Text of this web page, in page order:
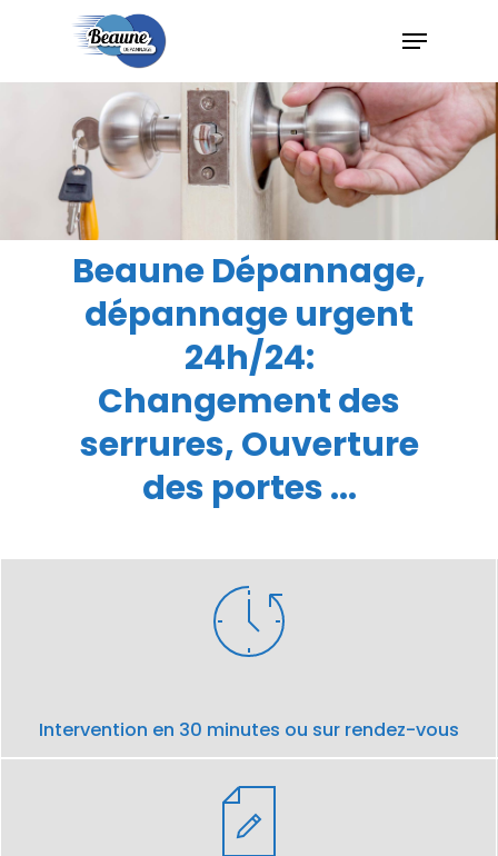
Hit enter to search or ESC to close
Beaune Dépannage,
dépannage urgent
24h/24:
Changement des
serrures, Ouverture
des portes ...
Intervention en 30 minutes ou sur rendez-vous